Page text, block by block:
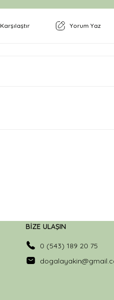
Karşılaştır Yorum Yaz
BİZE ULAŞIN
0 (543) 189 20 75